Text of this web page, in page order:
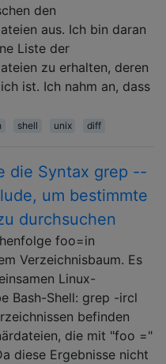
den
aus. Ich bin daran
Liste der
zu erhalten, deren
ist. Ich nahm an, dass
shell unix diff
die Syntax grep --
um bestimmte
durchsuchen
foo=in
Verzeichnisbaum. Es
Linux-
Bash-Shell: grep -ircl
befinden
die mit "foo ="
diese Ergebnisse nicht